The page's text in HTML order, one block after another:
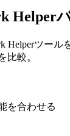
Helper
Helperツール
比較。
を合わせる